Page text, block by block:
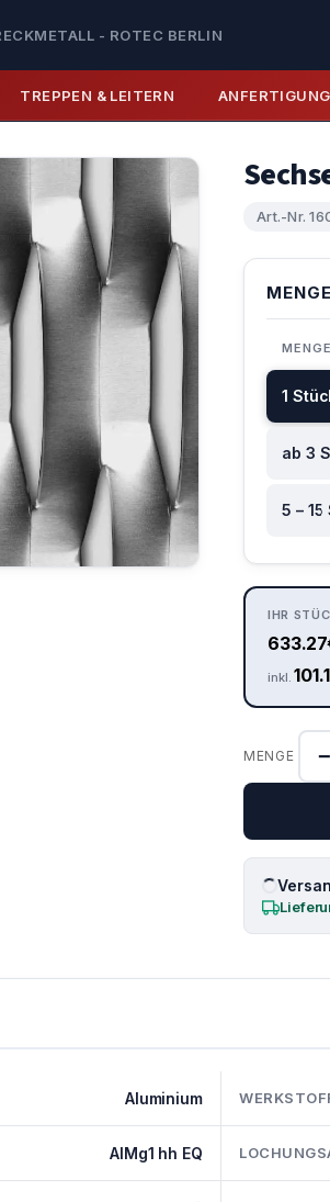
- ROTEC BERLIN
TREPPEN & LEITERN
Art.-Nr.
MENGE
1
ab 3
5 –
IHR
633.27
inkl.
MENGE −
Aluminium
AlMg1 hh EQ